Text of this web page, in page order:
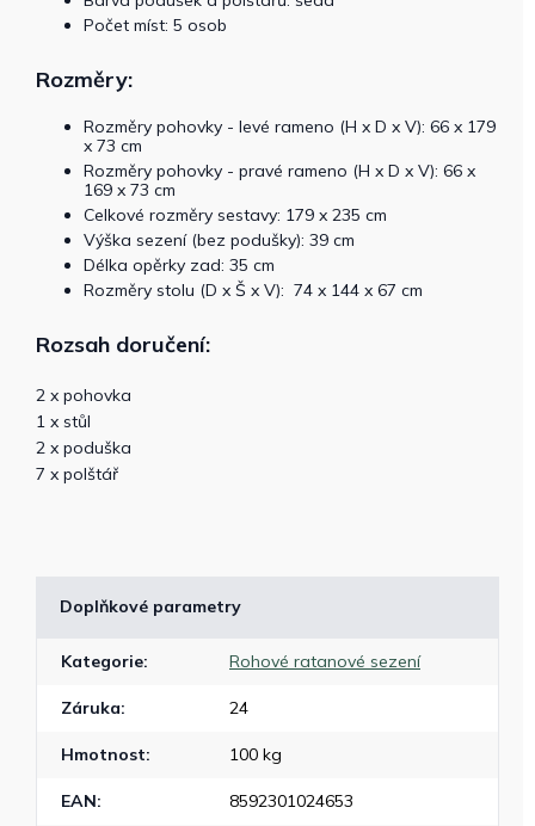
Počet míst: 5 osob
Rozměry:
Rozměry pohovky - levé rameno (H x D x V): 66 x 179
x 73 cm
Rozměry pohovky - pravé rameno (H x D x V): 66 x
169 x 73 cm
Celkové rozměry sestavy: 179 x 235 cm
Výška sezení (bez podušky): 39 cm
Délka opěrky zad: 35 cm
Rozměry stolu (D x Š x V): 74 x 144 x 67 cm
Rozsah doručení:
2 x pohovka
1 x stůl
2 x poduška
7 x polštář
Doplňkové parametry
Kategorie: Rohové ratanové sezení
Záruka: 24
Hmotnost: 100 kg
EAN: 8592301024653